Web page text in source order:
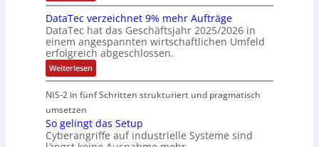
n
d
S
t
ö
r
a
n
ä
l
a
s
c
h
i
n
6
E
u
r
o
p
E
t
l
e
r
s
t
r
a
t
g
i
i
e
r
t
e
I
n
d
s
t
M
o
d
u
l
a
r
e
o
u
DataTec verzeichnet 9% mehr Aufträge
DataTec hat das Geschäftsjahr 2025/2026 in
einem angespannten wirtschaftlichen Umfeld
erfolgreich abgeschlossen.
Weiterlesen:
D
t
e
c
NIS-2 in fünf Schritten strukturiert und pragmatisch
umsetzen
So gelingt das Setup
Cyberangriffe auf industrielle Systeme sind